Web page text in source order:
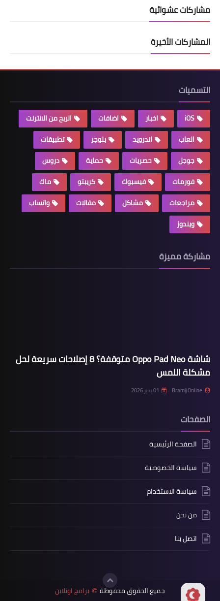
مشاركات عشوائية
المشاركات الأخيرة
التسميات
iOS اخبار اضافات
الربح من الانترنت
العاب
اندرويد بلوجر
تطبيقات
جوجل
حصريات حماية
دروس
فورمات
فيسبوك كريبتو
ماك
مراجعات
مشاكل مقالات
واتساب
ويندوز
مشاركة مميزة
شاشة Oppo Pad Neo متوقفة؟ 8 إصلاحات سريعة لحل
مشكلة اللمس
Bramij Online 01 يناير 2026
الصفحات
الصفحة الرئيسية
سياسة الخصوصية
سياسة الاستخدام
من نحن
اتصل بنا
جميع الحقوق محفوظة © برامج اونلاين